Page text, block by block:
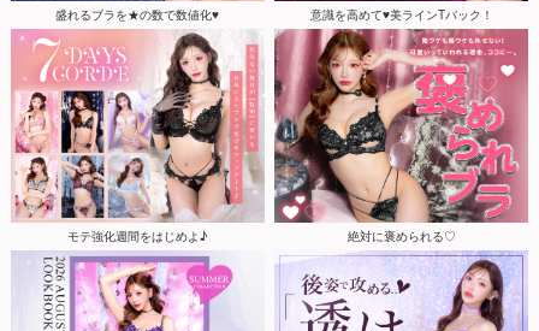
盛れるブラを★の数で数値化♥ 意識を高めて♥美ラインTバック！
モテ強化週間をはじめよ♪ 絶対に褒められる♡